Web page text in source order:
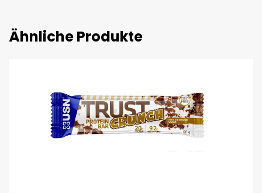
Ähnliche Produkte